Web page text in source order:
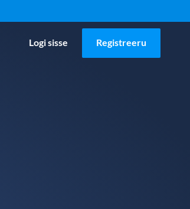
Logi sisse Registreeru